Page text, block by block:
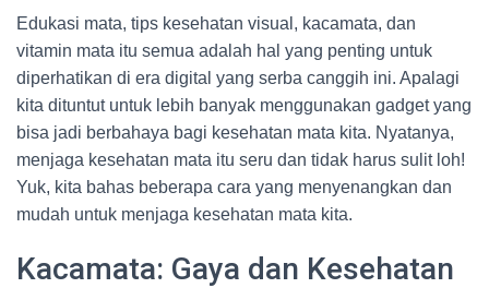
Edukasi mata, tips kesehatan visual, kacamata, dan
vitamin mata itu semua adalah hal yang penting untuk
diperhatikan di era digital yang serba canggih ini. Apalagi
kita dituntut untuk lebih banyak menggunakan gadget yang
bisa jadi berbahaya bagi kesehatan mata kita. Nyatanya,
menjaga kesehatan mata itu seru dan tidak harus sulit loh!
Yuk, kita bahas beberapa cara yang menyenangkan dan
mudah untuk menjaga kesehatan mata kita.
Kacamata: Gaya dan Kesehatan